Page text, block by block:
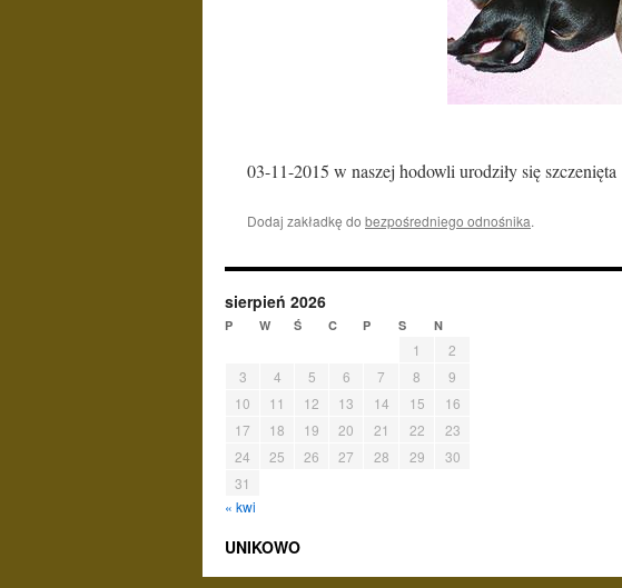
03-11-2015 w naszej hodowli urodziły się szczenięta
Dodaj zakładkę do bezpośredniego odnośnika.
sierpień 2026
P W Ś C P S N
1
2
3
4 5 6 7 8
9
10
11 12 13 14 15
16
17
18 19 20 21 22
23
24
25 26 27 28 29
30
31
« kwi
UNIKOWO